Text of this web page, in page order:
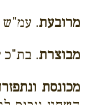
מרובעת. עמ"ש
מבוצרת. בת"כ
מכונסת